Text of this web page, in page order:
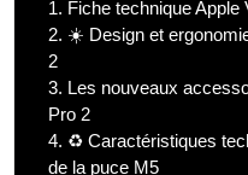
1. Fiche technique Apple
2. ☀️ Design et
2
3. Les nouveaux
Pro 2
4. ♻️ Caractéristiques
de la puce M5